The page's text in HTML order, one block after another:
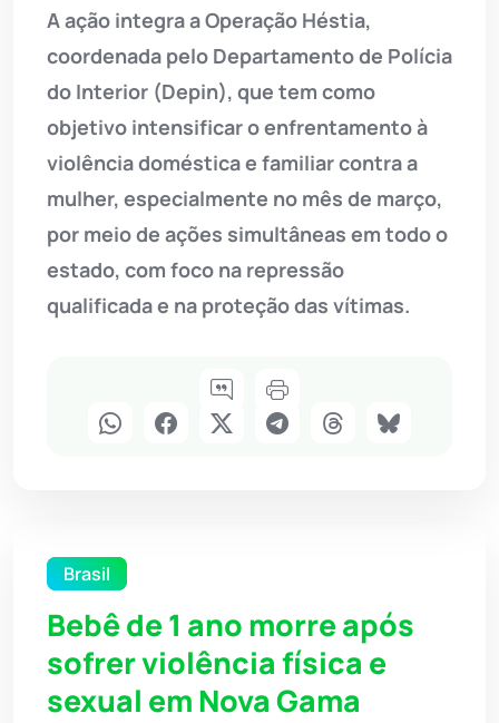
A ação integra a Operação Héstia,
coordenada pelo Departamento de Polícia
do Interior (Depin), que tem como
objetivo intensificar o enfrentamento à
violência doméstica e familiar contra a
mulher, especialmente no mês de março,
por meio de ações simultâneas em todo o
estado, com foco na repressão
qualificada e na proteção das vítimas.
Brasil
Bebê de 1 ano morre após
sofrer violência física e
sexual em Nova Gama